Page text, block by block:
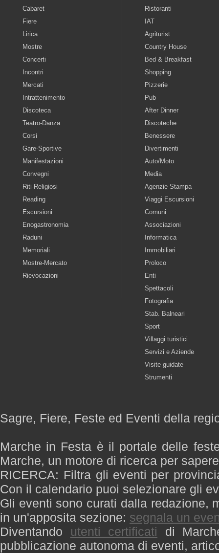
Cabaret
Fiere
Lirica
Mostre
Concerti
Incontri
Mercati
Intrattenimento
Discoteca
Teatro-Danza
Corsi
Gare-Sportive
Manifestazioni
Convegni
Riti-Religiosi
Reading
Escursioni
Enogastronomia
Raduni
Memoriali
Mostre-Mercato
Rievocazioni
Ristoranti
IAT
Agriturist
Country House
Bed & Breakfast
Shopping
Pizzerie
Pub
After Dinner
Discoteche
Benessere
Divertimenti
Auto/Moto
Media
Agenzie Stampa
Viaggi Escursioni
Comuni
Associazioni
Informatica
Immobiliari
Proloco
Enti
Spettacoli
Fotografia
Stab. Balneari
Sport
Villaggi turistici
Servizi e Aziende
Visite guidate
Strumenti
Sagre, Fiere, Feste ed Eventi della
Marche in Festa è il portale delle
Marche, un motore di ricerca per
RICERCA: Filtra gli eventi per
Con il calendario puoi selezionare gli
Gli eventi sono curati dalla redazione,
in un'apposita sezione: segnala un
Diventando utenti certificati di
pubblicazione autonoma di eventi,